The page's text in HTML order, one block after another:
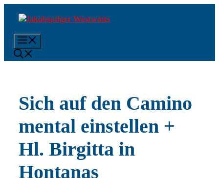
Inhalt
Sich auf den Camino
mental einstellen +
Hl. Birgitta in
Hontanas